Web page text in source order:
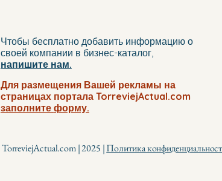
Чтобы бесплатно добавить информацию о
своей компании в бизнес-каталог,
напишите нам.
Для размещения Вашей рекламы на
страницах портала TorreviejActual.com
заполните форму.
TorreviejActual.com | 2025 |Политика